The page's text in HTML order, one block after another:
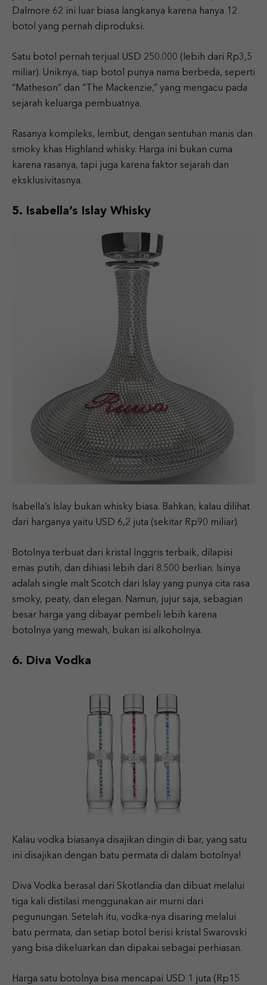
Dalmore 62 ini luar biasa langkanya karena hanya 12
botol yang pernah diproduksi.
Satu botol pernah terjual USD 250.000 (lebih dari Rp3,5
miliar). Uniknya, tiap botol punya nama berbeda, seperti
“Matheson” dan “The Mackenzie,” yang mengacu pada
sejarah keluarga pembuatnya.
Rasanya kompleks, lembut, dengan sentuhan manis dan
smoky khas Highland whisky. Harga ini bukan cuma
karena rasanya, tapi juga karena faktor sejarah dan
eksklusivitasnya.
5. Isabella’s Islay Whisky
Isabella’s Islay bukan whisky biasa. Bahkan, kalau dilihat
dari harganya yaitu USD 6,2 juta (sekitar Rp90 miliar).
Botolnya terbuat dari kristal Inggris terbaik, dilapisi
emas putih, dan dihiasi lebih dari 8.500 berlian. Isinya
adalah single malt Scotch dari Islay yang punya cita rasa
smoky, peaty, dan elegan. Namun, jujur saja, sebagian
besar harga yang dibayar pembeli lebih karena
botolnya yang mewah, bukan isi alkoholnya.
6. Diva Vodka
Kalau vodka biasanya disajikan dingin di bar, yang satu
ini disajikan dengan batu permata di dalam botolnya!
Diva Vodka berasal dari Skotlandia dan dibuat melalui
tiga kali distilasi menggunakan air murni dari
pegunungan. Setelah itu, vodka-nya disaring melalui
batu permata, dan setiap botol berisi kristal Swarovski
yang bisa dikeluarkan dan dipakai sebagai perhiasan.
Harga satu botolnya bisa mencapai USD 1 juta (Rp15